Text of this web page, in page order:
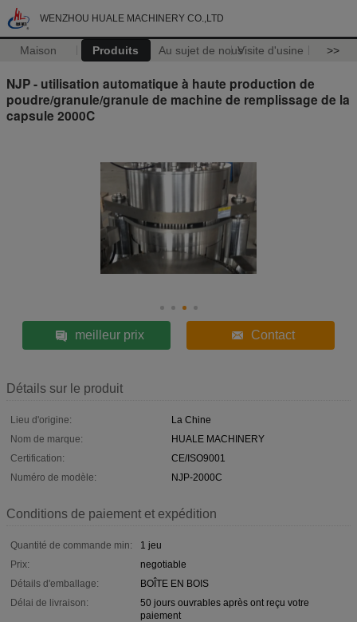
WENZHOU HUALE MACHINERY CO.,LTD
Maison Produits Au sujet de nousVisite d'usine >>
NJP - utilisation automatique à haute production de
poudre/granule/granule de machine de remplissage de la
capsule 2000C
meilleur prix Contact
Détails sur le produit
Lieu d'origine:
La Chine
Nom de marque:
HUALE MACHINERY
Certification:
CE/ISO9001
Numéro de modèle:
NJP-2000C
Conditions de paiement et expédition
Quantité de commande min:
1 jeu
Prix:
negotiable
Détails d'emballage:
BOÎTE EN BOIS
Délai de livraison:
50 jours ouvrables après ont reçu votre
paiement